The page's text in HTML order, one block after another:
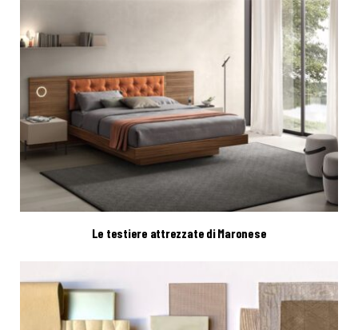
Le testiere attrezzate di Maronese